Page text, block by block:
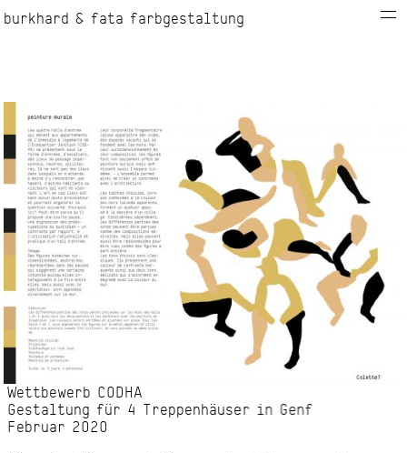
burkhard & fata farbgestaltung
Wettbewerb CODHA
Gestaltung für 4 Treppenhäuser in Genf
Februar 2020